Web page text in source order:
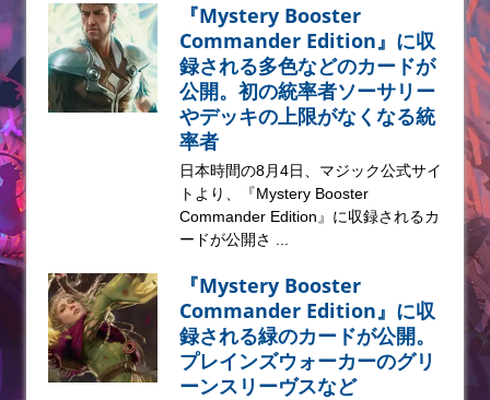
『Mystery Booster
Commander Edition』に収
録される多色などのカードが
公開。初の統率者ソーサリー
やデッキの上限がなくなる統
率者
日本時間の8月4日、マジック公式サイ
トより、『Mystery Booster
Commander Edition』に収録されるカ
ードが公開さ ...
『Mystery Booster
Commander Edition』に収
録される緑のカードが公開。
プレインズウォーカーのグリ
ーンスリーヴスなど